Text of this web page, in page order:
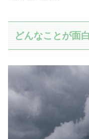
どんなことが面